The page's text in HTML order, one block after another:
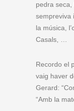
pedra
sempreviva
la música,
Casals, …
Recordo el
vaig haver
Gerard:
“Amb la